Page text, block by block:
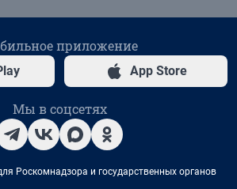
приложение
App Store
Мы в соцсетях
Роскомнадзора и государственных органов